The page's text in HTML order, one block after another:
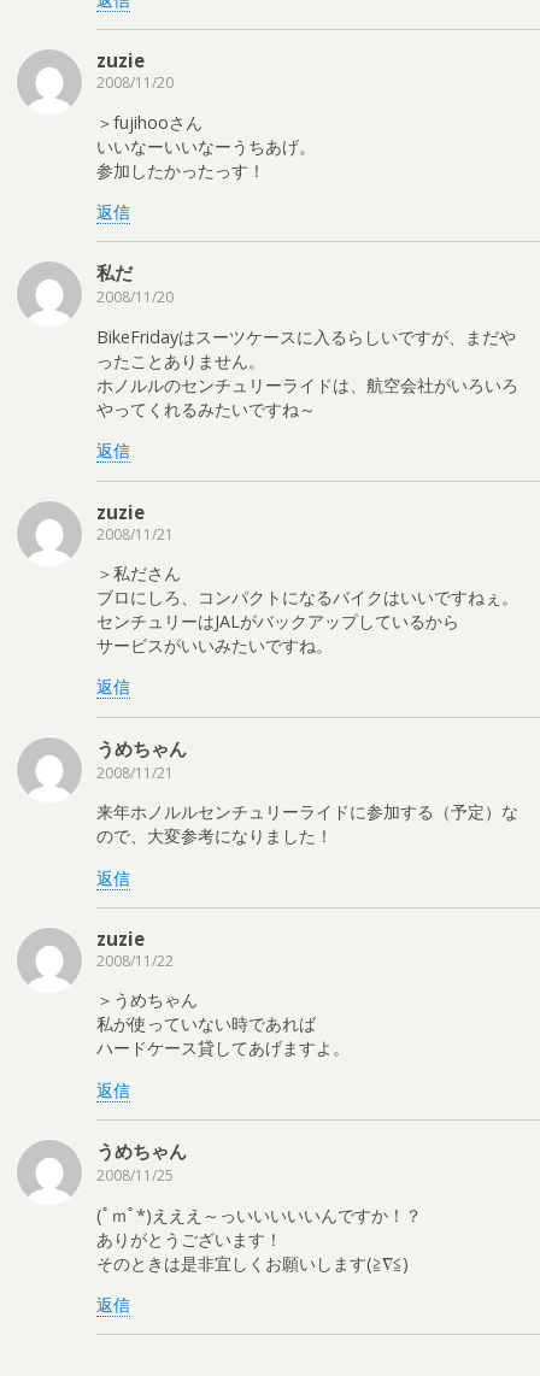
zuzie
2008/11/20
＞fujihooさん
いいなーいいなーうちあげ。
参加したかったっす！
返信
私だ
2008/11/20
BikeFridayはスーツケースに入るらしいですが、まだや
ったことありません。
ホノルルのセンチュリーライドは、航空会社がいろいろ
やってくれるみたいですね～
返信
zuzie
2008/11/21
＞私ださん
ブロにしろ、コンパクトになるバイクはいいですねぇ。
センチュリーはJALがバックアップしているから
サービスがいいみたいですね。
返信
うめちゃん
2008/11/21
来年ホノルルセンチュリーライドに参加する（予定）な
ので、大変参考になりました！
返信
zuzie
2008/11/22
＞うめちゃん
私が使っていない時であれば
ハードケース貸してあげますよ。
返信
うめちゃん
2008/11/25
(ﾟｍﾟ*)えええ～っいいいいいんですか！？
ありがとうございます！
そのときは是非宜しくお願いします(≧∇≦)
返信